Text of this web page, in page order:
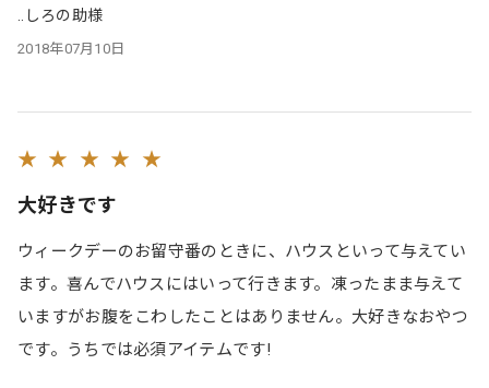
..しろの助様
2018年07月10日
★ ★ ★ ★ ★
大好きです
ウィークデーのお留守番のときに、ハウスといって与えてい
ます。喜んでハウスにはいって行きます。凍ったまま与えて
いますがお腹をこわしたことはありません。大好きなおやつ
です。うちでは必須アイテムです!